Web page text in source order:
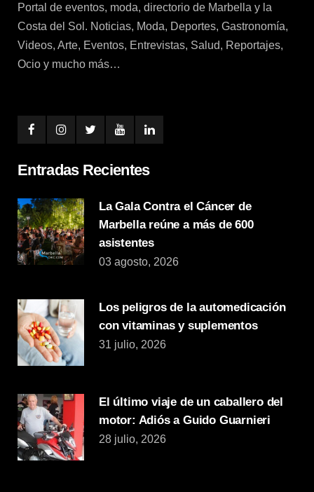
Portal de eventos, moda, directorio de Marbella y la
Costa del Sol. Noticias, Moda, Deportes, Gastronomía,
Videos, Arte, Eventos, Entrevistas, Salud, Reportajes,
Ocio y mucho más…
Entradas Recientes
La Gala Contra el Cáncer de
Marbella reúne a más de 600
asistentes
03 agosto, 2026
Los peligros de la automedicación
con vitaminas y suplementos
31 julio, 2026
El último viaje de un caballero del
motor: Adiós a Guido Guarnieri
28 julio, 2026